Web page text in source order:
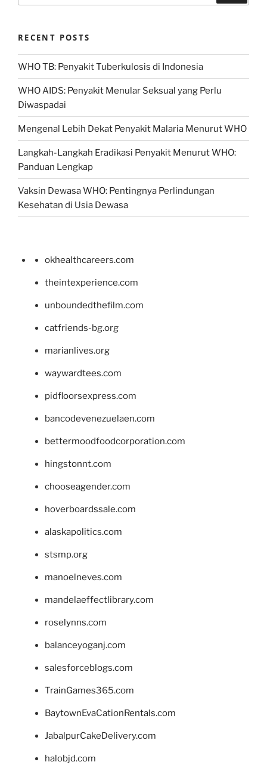
RECENT POSTS
WHO TB: Penyakit Tuberkulosis di Indonesia
WHO AIDS: Penyakit Menular Seksual yang Perlu
Diwaspadai
Mengenal Lebih Dekat Penyakit Malaria Menurut WHO
Langkah-Langkah Eradikasi Penyakit Menurut WHO:
Panduan Lengkap
Vaksin Dewasa WHO: Pentingnya Perlindungan
Kesehatan di Usia Dewasa
okhealthcareers.com
theintexperience.com
unboundedthefilm.com
catfriends-bg.org
marianlives.org
waywardtees.com
pidfloorsexpress.com
bancodevenezuelaen.com
bettermoodfoodcorporation.com
hingstonnt.com
chooseagender.com
hoverboardssale.com
alaskapolitics.com
stsmp.org
manoelneves.com
mandelaeffectlibrary.com
roselynns.com
balanceyoganj.com
salesforceblogs.com
TrainGames365.com
BaytownEvaCationRentals.com
JabalpurCakeDelivery.com
halobjd.com